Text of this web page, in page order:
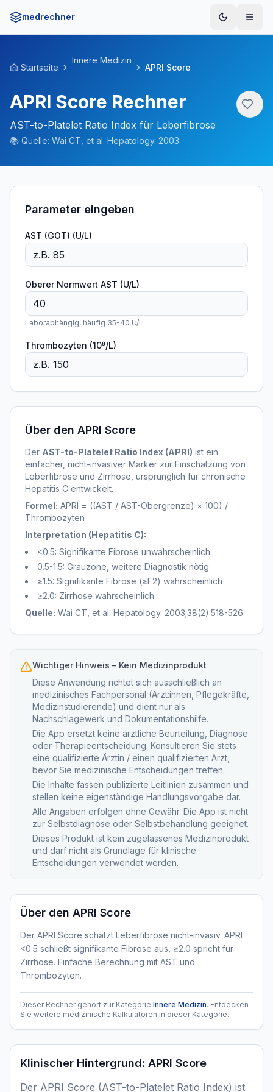
medrechner
Startseite
Innere Medizin
APRI Score
APRI Score Rechner
AST-to-Platelet Ratio Index für Leberfibrose
📚 Quelle: Wai CT, et al. Hepatology. 2003
Parameter eingeben
AST (GOT) (U/L)
Oberer Normwert AST (U/L)
Laborabhängig, häufig 35-40 U/L
Thrombozyten (10⁹/L)
Über den APRI Score
Der AST-to-Platelet Ratio Index (APRI) ist ein
einfacher, nicht-invasiver Marker zur Einschätzung von
Leberfibrose und Zirrhose, ursprünglich für chronische
Hepatitis C entwickelt.
Formel: APRI = ((AST / AST-Obergrenze) × 100) /
Thrombozyten
Interpretation (Hepatitis C):
<0.5: Signifikante Fibrose unwahrscheinlich
0.5-1.5: Grauzone, weitere Diagnostik nötig
≥1.5: Signifikante Fibrose (≥F2) wahrscheinlich
≥2.0: Zirrhose wahrscheinlich
Quelle: Wai CT, et al. Hepatology. 2003;38(2):518-526
Wichtiger Hinweis – Kein Medizinprodukt
Diese Anwendung richtet sich ausschließlich an
medizinisches Fachpersonal (Ärzt:innen, Pflegekräfte,
Medizinstudierende) und dient nur als
Nachschlagewerk und Dokumentationshilfe.
Die App ersetzt keine ärztliche Beurteilung, Diagnose
oder Therapieentscheidung. Konsultieren Sie stets
eine qualifizierte Ärztin / einen qualifizierten Arzt,
bevor Sie medizinische Entscheidungen treffen.
Die Inhalte fassen publizierte Leitlinien zusammen und
stellen keine eigenständige Handlungsvorgabe dar.
Alle Angaben erfolgen ohne Gewähr. Die App ist nicht
zur Selbstdiagnose oder Selbstbehandlung geeignet.
Dieses Produkt ist kein zugelassenes Medizinprodukt
und darf nicht als Grundlage für klinische
Entscheidungen verwendet werden.
Über den APRI Score
Der APRI Score schätzt Leberfibrose nicht-invasiv. APRI
<0.5 schließt signifikante Fibrose aus, ≥2.0 spricht für
Zirrhose. Einfache Berechnung mit AST und
Thrombozyten.
Dieser Rechner gehört zur Kategorie Innere Medizin. Entdecken
Sie weitere medizinische Kalkulatoren in dieser Kategorie.
Klinischer Hintergrund: APRI Score
Der APRI Score (AST-to-Platelet Ratio Index) ist